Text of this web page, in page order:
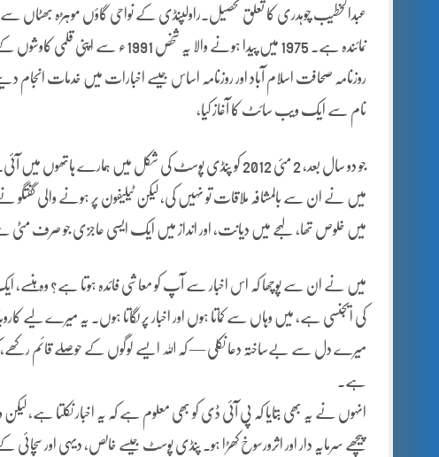
عبدالخطیب چوہدری کا تعلق تحصیل۔راولپنڈی کے نواحی گاؤں موہڑہ بھٹاں سے
نمائندہ ہے۔ 1975 میں پیدا ہونے والا
نام سے ایک ویب سائٹ کا آغاز کیا،
جو دو سال بعد، 2 مئی 2012 کو پنڈی پوسٹ کی شکل میں ہمارے ہاتھوں میں آئی۔
میں نے ان سے بالمشافہ ملاقات تو نہیں کی، لیکن ٹیلیفون پر ہونے والی گفتگو
میں خلوص تھا، لہجے میں دیانت، اور انداز میں ایک ایسی عاجزی جو صرف
میں نے ان سے پوچھا کہ اس اخبار سے آپ کو معاشی فائدہ ہوتا ہے؟ وہ
کی ایجنسی ہے، میں وہاں سے کماتا ہوں اور اخبار پر لگاتا ہوں۔ یہ میرے لیے
میرے دل سے بےساختہ دعا نکلی — کہ اللہ ایسے لوگوں کے حوصلے قائم
ہے۔
انہوں نے یہ بھی بتایا کہ پی آئی ڈی کو بھی معلوم ہے کہ یہ اخبار نکلتا ہے،
پیچھے سرمایہ دار اور اثرورسوخ کھڑا ہو۔ پنڈی پوسٹ جیسے خالص، دیہی اور